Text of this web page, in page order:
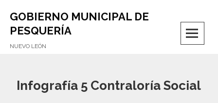
GOBIERNO MUNICIPAL DE
PESQUERÍA
NUEVO LEÓN
Infografía 5 Contraloría Social